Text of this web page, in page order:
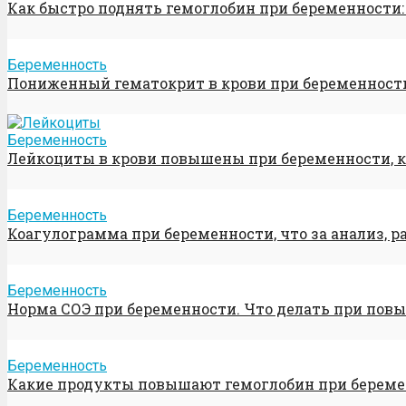
Как быстро поднять гемоглобин при
Беременность
Пониженный гематокрит в крови при
Беременность
Лейкоциты в крови повышены при беременности,
Беременность
Коагулограмма при беременности, что за анализ,
Беременность
Норма СОЭ при беременности. Что делать при
Беременность
Какие продукты повышают гемоглобин при